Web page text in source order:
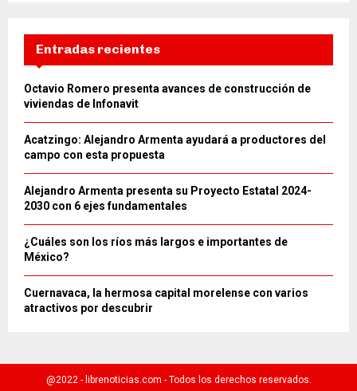
Entradas recientes
Octavio Romero presenta avances de construcción de
viviendas de Infonavit
Acatzingo: Alejandro Armenta ayudará a productores del
campo con esta propuesta
Alejandro Armenta presenta su Proyecto Estatal 2024-
2030 con 6 ejes fundamentales
¿Cuáles son los ríos más largos e importantes de
México?
Cuernavaca, la hermosa capital morelense con varios
atractivos por descubrir
@2022 - librenoticias.com - Todos los derechos reservados.